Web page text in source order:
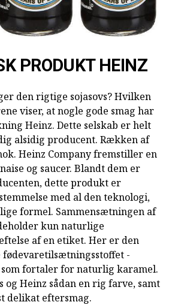
PRODUKT HEINZ
den rigtige sojasovs? Hvilken
viser, at nogle gode smag har
Heinz. Dette selskab er helt
alsidig producent. Rækken af
Heinz Company fremstiller en
og saucer. Blandt dem er
dette produkt er
med al den teknologi,
formel. Sammensætningen af
kun naturlige
af en etiket. Her er den
-
fortaler for naturlig karamel.
og Heinz sådan en rig farve, samt
delikat eftersmag.